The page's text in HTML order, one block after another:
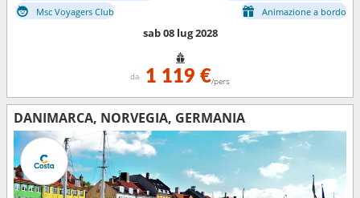
Msc Voyagers Club
Animazione a bordo
sab 08 lug 2028
da 1 119 €/pers
DANIMARCA, NORVEGIA, GERMANIA